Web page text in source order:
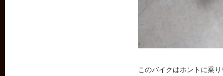
このバイクはホントに乗